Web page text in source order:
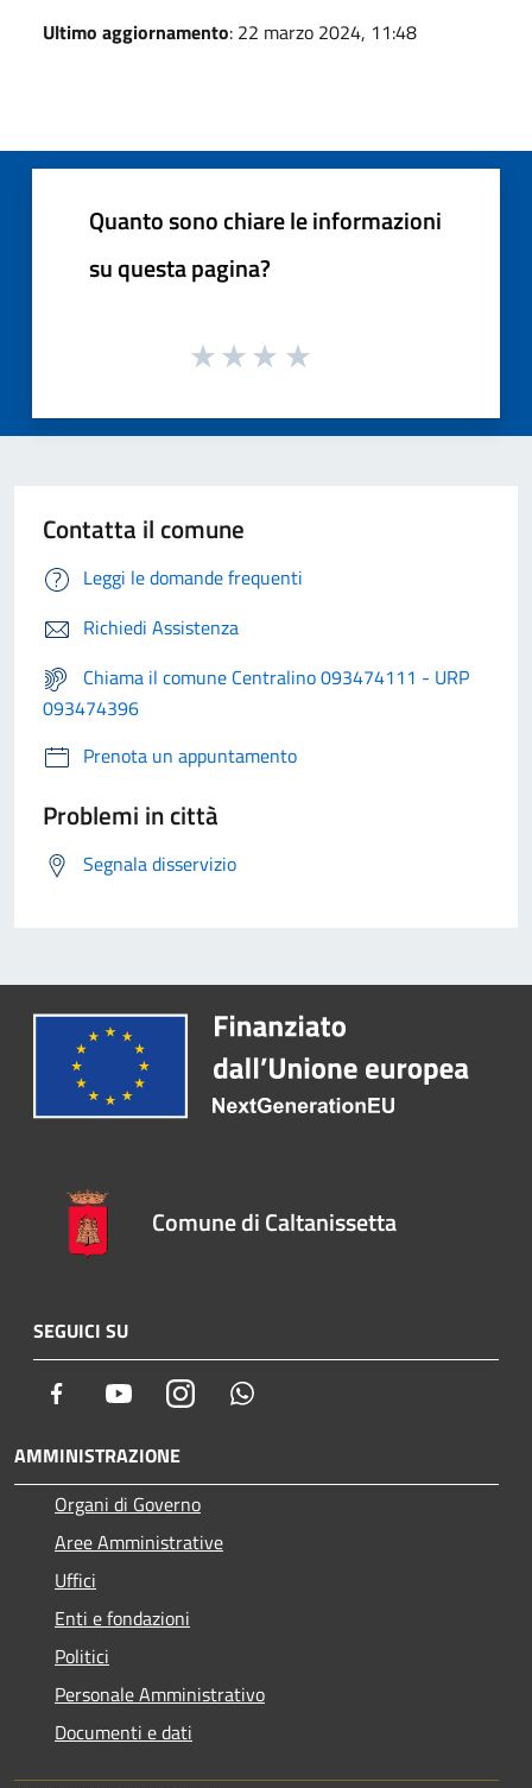
Ultimo aggiornamento: 22 marzo 2024, 11:48
Quanto sono chiare le informazioni
su questa pagina?
Contatta il comune
Leggi le domande frequenti
Richiedi Assistenza
Chiama il comune Centralino 093474111 - URP
093474396
Prenota un appuntamento
Problemi in città
Segnala disservizio
Comune di Caltanissetta
SEGUICI SU
Facebook YoutubeInstagram
AMMINISTRAZIONE
Organi di Governo
Aree Amministrative
Uffici
Enti e fondazioni
Politici
Personale Amministrativo
Documenti e dati